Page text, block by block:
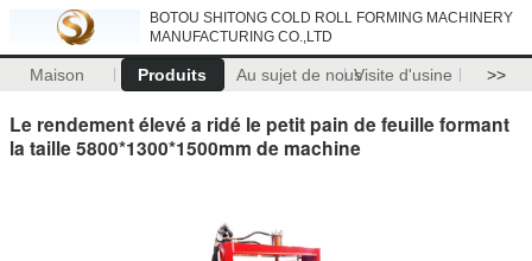
BOTOU SHITONG COLD ROLL FORMING MACHINERY
MANUFACTURING CO.,LTD
Maison Produits Au sujet de nousVisite d'usine >>
Le rendement élevé a ridé le petit pain de feuille formant
la taille 5800*1300*1500mm de machine